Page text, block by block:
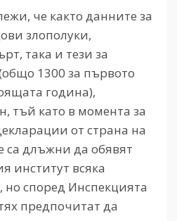
че както данните за
злополуки,
така и тези за
1300 за първото
година),
тъй като в момента за
от страна на
са длъжни да обявят
институт всяка
но според Инспекцията
предпочитат да